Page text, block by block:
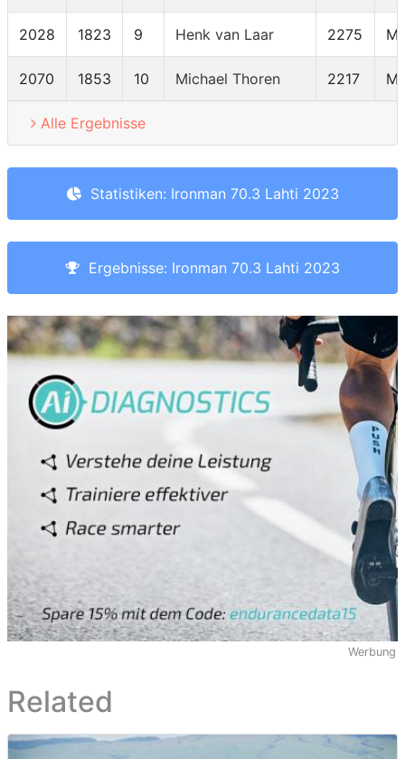
2028 1823 9 Henk van Laar 2275
2070 1853 10 Michael Thoren 2217
Alle Ergebnisse
Statistiken: Ironman 70.3 Lahti 2023
Ergebnisse: Ironman 70.3 Lahti 2023
Werbung
Related